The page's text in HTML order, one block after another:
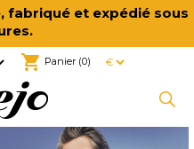
fabriqué et expédié sous
shopping_cart Panier (0)